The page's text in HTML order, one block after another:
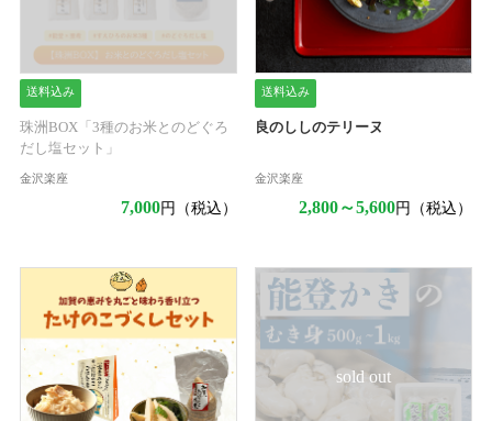
送料込み
珠洲BOX「3種のお米とのどぐろ
だし塩セット」
金沢楽座
7,000円（税込）
送料込み
良のししのテリーヌ
金沢楽座
2,800～5,600円（税込）
sold out